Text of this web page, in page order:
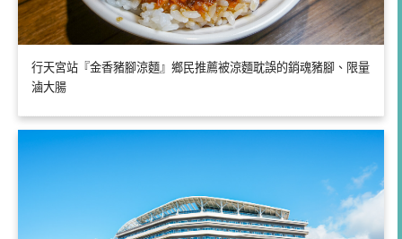
行天宮站『金香豬腳涼麵』鄉民推薦被涼麵耽誤的銷魂豬腳、限量
滷大腸